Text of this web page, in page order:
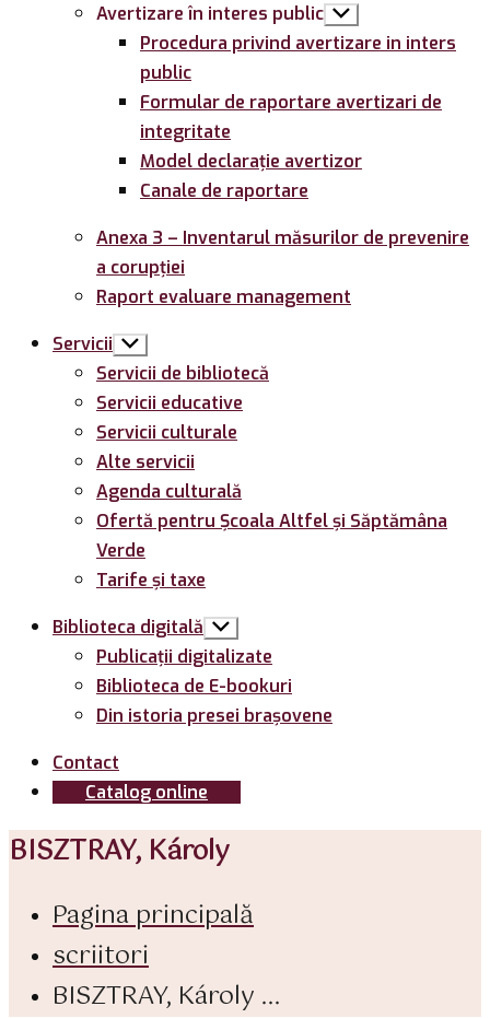
Avertizare în interes public Arată
submeniul
Procedura privind avertizare in inters
public
Formular de raportare avertizari de
integritate
Model declarație avertizor
Canale de raportare
Anexa 3 – Inventarul măsurilor de prevenire
a corupției
Raport evaluare management
Servicii Arată
submeniul
Servicii de bibliotecă
Servicii educative
Servicii culturale
Alte servicii
Agenda culturală
Ofertă pentru Şcoala Altfel și Săptămâna
Verde
Tarife și taxe
Biblioteca digitală Arată
submeniul
Publicații digitalizate
Biblioteca de E-bookuri
Din istoria presei brașovene
Contact
Catalog online
BISZTRAY, Károly
Pagina principală
scriitori
BISZTRAY, Károly ...